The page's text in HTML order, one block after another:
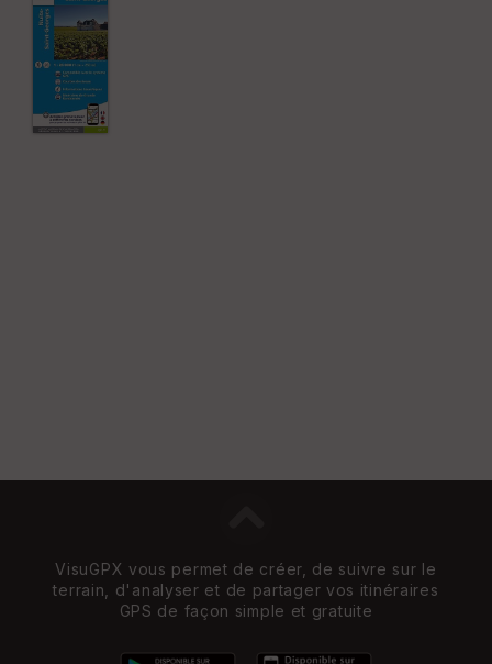
VisuGPX vous permet de créer, de suivre sur le
terrain, d'analyser et de partager vos itinéraires
GPS de façon simple et gratuite